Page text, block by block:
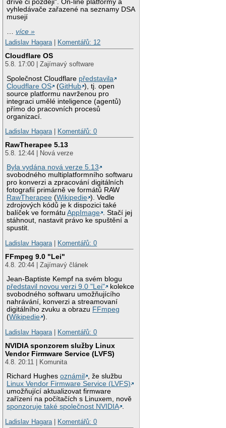
dříve či později“. On-line platformy a
vyhledávače zařazené na seznamy DSA
musejí
…více »
Ladislav Hagara| Komentářů: 12
Cloudflare OS
5.8. 17:00 | Zajímavý software
Společnost Cloudflare představila
Cloudflare OS
(GitHub ), tj. open
source platformu navrženou pro
integraci umělé inteligence (agentů)
přímo do pracovních procesů
organizací.
Ladislav Hagara| Komentářů: 0
RawTherapee 5.13
5.8. 12:44 | Nová verze
Byla vydána nová verze 5.13
svobodného multiplatformního softwaru
pro konverzi a zpracování digitálních
fotografií primárně ve formátů RAW
RawTherapee (Wikipedie ). Vedle
zdrojových kódů je k dispozici také
balíček ve formátuAppImage . Stačí jej
stáhnout, nastavit právo ke spuštění a
spustit.
Ladislav Hagara| Komentářů: 0
FFmpeg 9.0 "Lei"
4.8. 20:44 | Zajímavý článek
Jean-Baptiste Kempf na svém blogu
představil novou verzi 9.0 "Lei"
kolekce
svobodného softwaru umožňujícího
nahrávání, konverzi a streamovaní
digitálního zvuku a obrazu FFmpeg
(Wikipedie ).
Ladislav Hagara| Komentářů: 0
NVIDIA sponzorem služby Linux
Vendor Firmware Service (LVFS)
4.8. 20:11 | Komunita
Richard Hughesoznámil
, že službu
Linux Vendor Firmware Service (LVFS)
umožňující aktualizovat firmware
zařízení na počítačích s Linuxem, nově
sponzoruje také společnost NVIDIA .
Ladislav Hagara| Komentářů: 0